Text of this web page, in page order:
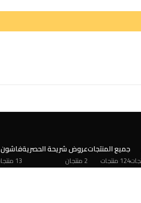
جميع المنتجات
124 منتجات
عروض شريحة الحصرية
2 منتجان
فاشون
13 منتجات